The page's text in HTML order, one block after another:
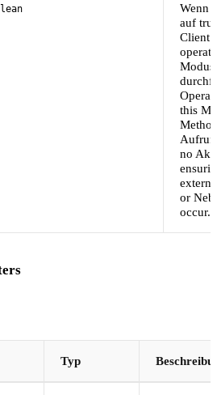
Wenn
auf
Client
Modus
this
no
extern
or
occur.
Typ